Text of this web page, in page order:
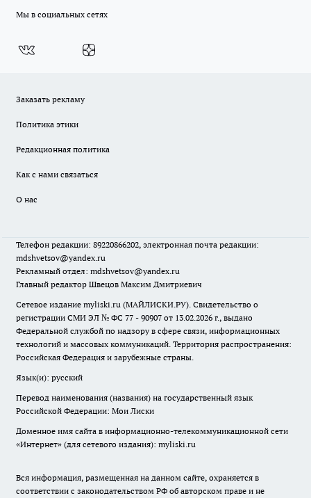
Мы в социальных сетях
Заказать рекламу
Политика этики
Редакционная политика
Как с нами связаться
О нас
Телефон редакции: 89220866202, электронная почта редакции:
mdshvetsov@yandex.ru
Рекламный отдел: mdshvetsov@yandex.ru
Главный редактор Швецов Максим Дмитриевич
Сетевое издание myliski.ru (МАЙЛИСКИ.РУ). Свидетельство о
регистрации СМИ ЭЛ № ФС 77 - 90907 от 13.02.2026 г., выдано
Федеральной службой по надзору в сфере связи, информационных
технологий и массовых коммуникаций. Территория распространения:
Российская Федерация и зарубежные страны.
Язык(и): русский
Перевод наименования (названия) на государственный язык
Российской Федерации: Мои Лиски
Доменное имя сайта в информационно-телекоммуникационной сети
«Интернет» (для сетевого издания): myliski.ru
Вся информация, размещенная на данном сайте, охраняется в
соответствии с законодательством РФ об авторском праве и не